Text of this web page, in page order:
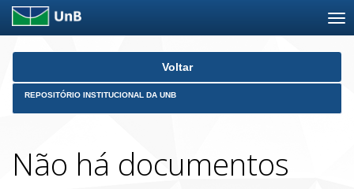
Skip
Voltar
REPOSITÓRIO INSTITUCIONAL DA UNB
Não há documentos